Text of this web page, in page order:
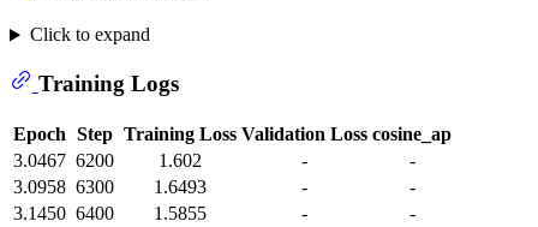
Click to expand
Training Logs
Epoch Step Training Loss Validation Loss cosine_ap
3.0467 6200 1.602 -
-
3.0958 6300 1.6493 -
-
3.1450 6400 1.5855 -
-